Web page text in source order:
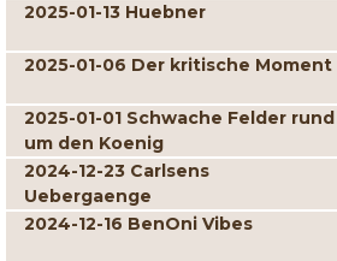
2025-01-13 Huebner
2025-01-06 Der kritische Moment
2025-01-01 Schwache Felder rund
um den Koenig
2024-12-23 Carlsens
Uebergaenge
2024-12-16 BenOni Vibes